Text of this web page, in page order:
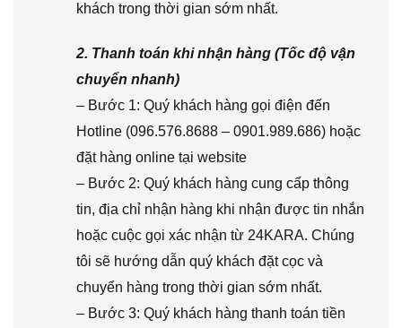
khách trong thời gian sớm nhất.
2. Thanh toán khi nhận hàng (Tốc độ vận
chuyển nhanh)
– Bước 1: Quý khách hàng gọi điện đến
Hotline (096.576.8688 – 0901.989.686) hoặc
đặt hàng online tại website
– Bước 2: Quý khách hàng cung cấp thông
tin, địa chỉ nhận hàng khi nhận được tin nhắn
hoặc cuộc gọi xác nhận từ 24KARA. Chúng
tôi sẽ hướng dẫn quý khách đặt cọc và
chuyển hàng trong thời gian sớm nhất.
– Bước 3: Quý khách hàng thanh toán tiền